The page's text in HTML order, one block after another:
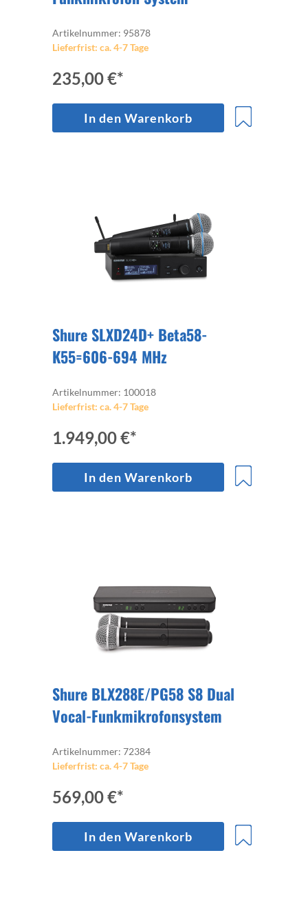
Artikelnummer: 95878
Lieferfrist: ca. 4-7 Tage
235,00 €*
In den Warenkorb
Shure SLXD24D+ Beta58-
K55=606-694 MHz
Artikelnummer: 100018
Lieferfrist: ca. 4-7 Tage
1.949,00 €*
In den Warenkorb
Shure BLX288E/PG58 S8 Dual
Vocal-Funkmikrofonsystem
Artikelnummer: 72384
Lieferfrist: ca. 4-7 Tage
569,00 €*
In den Warenkorb